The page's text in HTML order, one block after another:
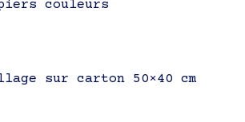
couleurs
sur carton 50×40 cm